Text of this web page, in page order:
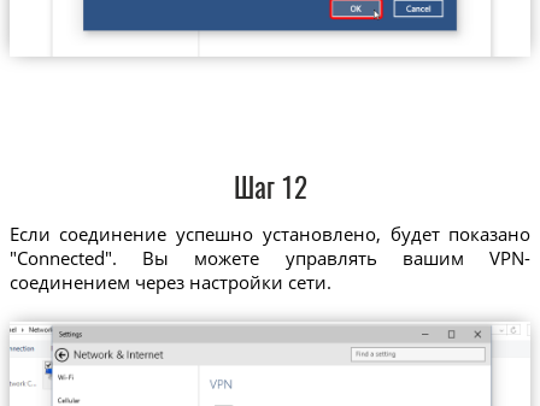
Шаг 12
Если соединение успешно установлено, будет показано
"Connected". Вы можете управлять вашим VPN-
соединением через настройки сети.